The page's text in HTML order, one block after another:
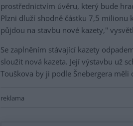
prostřednictvím úvěru, který bude
Plzni dluží shodně částku 7,5
půjdou na stavbu nové kazety,"
Se zaplněním stávající kazety
sloužit nová kazeta. Její výstavbu už
Touškova by ji podle Šnebergera
reklama